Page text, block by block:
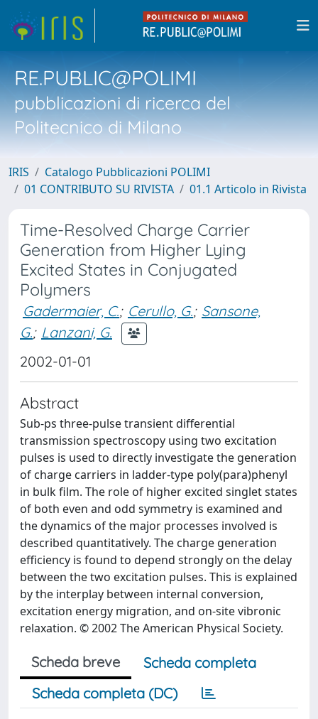
RE.PUBLIC@POLIMI
pubblicazioni di ricerca del
Politecnico di Milano
IRIS
Catalogo Pubblicazioni POLIMI
01 CONTRIBUTO SU RIVISTA
01.1 Articolo in Rivista
Time-Resolved Charge Carrier
Generation from Higher Lying
Excited States in Conjugated
Polymers
Gadermaier, C.; Cerullo, G.; Sansone,
G.; Lanzani, G.
2002-01-01
Abstract
Sub-ps three-pulse transient differential
transmission spectroscopy using two excitation
pulses is used to directly investigate the generation
of charge carriers in ladder-type poly(para)phenyl
in bulk film. The role of higher excited singlet states
of both even and odd symmetry is examined and
the dynamics of the major processes involved is
described quantitatively. The charge generation
efficiency is found to depend strongly on the delay
between the two excitation pulses. This is explained
by the interplay between internal conversion,
excitation energy migration, and on-site vibronic
relaxation. © 2002 The American Physical Society.
Scheda breve
Scheda completa
Scheda completa (DC)